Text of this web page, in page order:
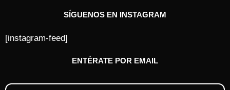
SÍGUENOS EN INSTAGRAM
[instagram-feed]
ENTÉRATE POR EMAIL